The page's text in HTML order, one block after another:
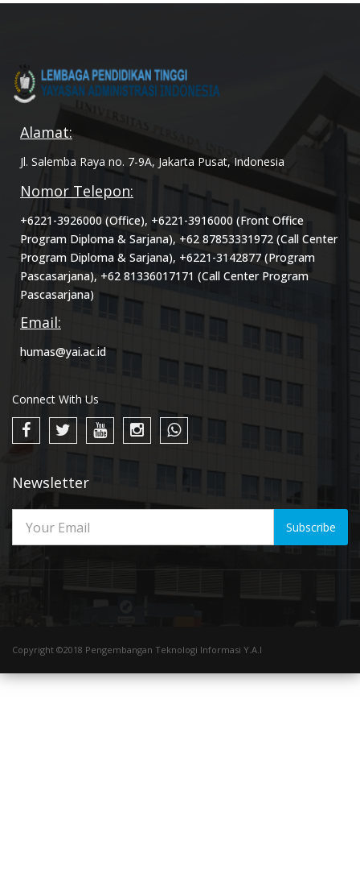
Alamat:
Jl. Salemba Raya no. 7-9A, Jakarta Pusat, Indonesia
Nomor Telepon:
+6221-3926000 (Office), +6221-3916000 (Front Office
Program Diploma & Sarjana), +62 87853331972 (Call Center
Program Diploma & Sarjana), +6221-3142877 (Program
Pascasarjana), +62 81336017171 (Call Center Program
Pascasarjana)
Email:
humas@yai.ac.id
Connect With Us
Newsletter
Subscribe
Copyright ©2018 Pengembangan Teknologi Informasi Y.A.I